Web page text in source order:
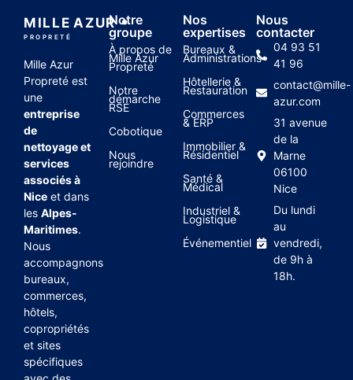
MILLE AZUR
PROPRETÉ
Mille Azur
Propreté est
une
entreprise
de
nettoyage et
services
associés à
Nice et dans
les Alpes-
Maritimes.
Nous
accompagnons
bureaux,
commerces,
hôtels,
copropriétés
et sites
spécifiques
Notre
groupe
À propos de
Mille Azur
Propreté
Notre
démarche
RSE
Cobotique
Nous
rejoindre
Nos
expertises
Bureaux &
Administrations
Hôtellerie &
Restauration
Commerces
& ERP
Immobilier &
Résidentiel
Santé &
Médical
Industriel &
Logistique
Événementiel
Nous
contacter
04 93 51
41 96
contact@mille-
azur.com
31 avenue
de la
Marne
06100
Nice
Du lundi
au
vendredi,
de 9h à
18h.